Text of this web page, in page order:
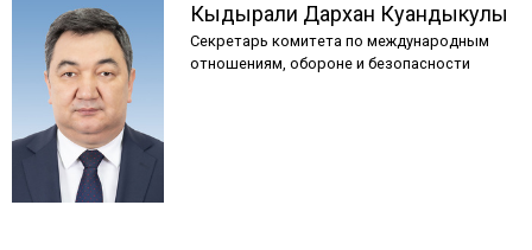
Кыдырали Дархан Куандыкулы
Секретарь комитета по международным
отношениям, обороне и безопасности